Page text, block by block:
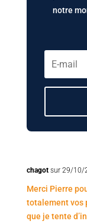
notre
chagot sur 29/10/
Merci Pierre
totalement vos
que je tente